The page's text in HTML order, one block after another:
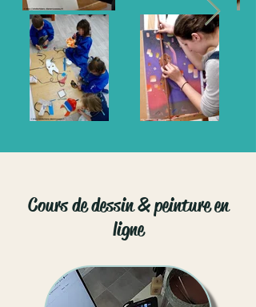
Cours de dessin & peinture en
ligne